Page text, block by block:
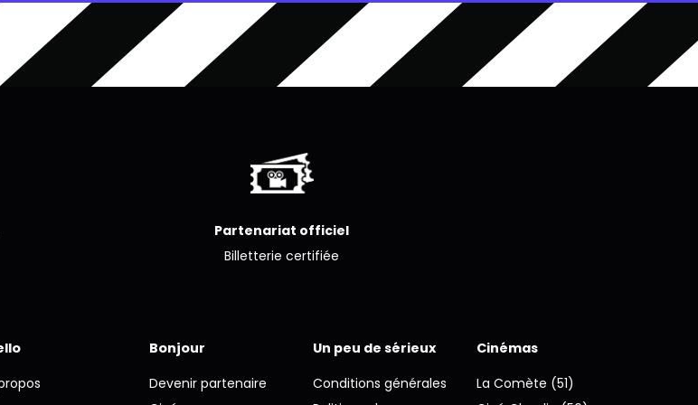
Partenariat officiel
Billetterie certifiée
Bonjour
Devenir partenaire
Un peu de sérieux
Conditions générales
Cinémas
La Comète (51)